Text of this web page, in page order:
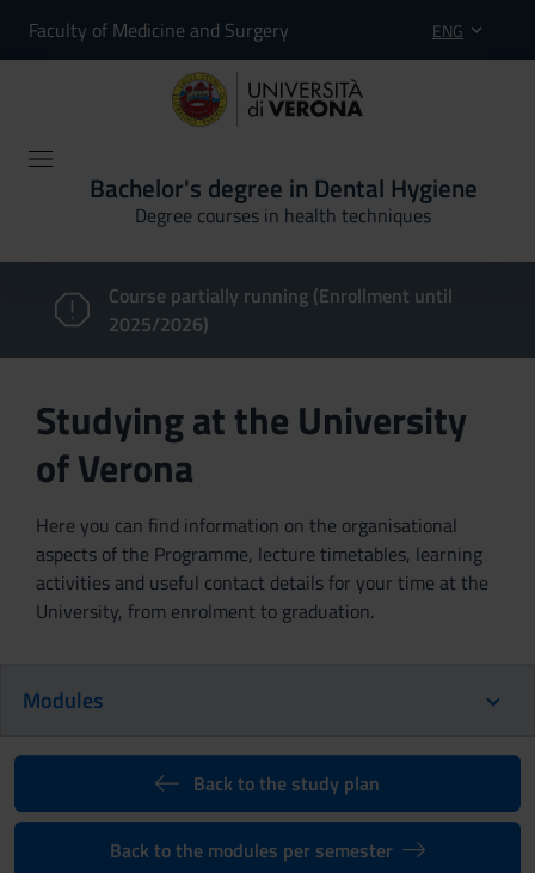
Faculty of Medicine and Surgery ENG
Bachelor's degree in Dental Hygiene
Degree courses in health techniques
Course partially running (Enrollment until
2025/2026)
Studying at the University
of Verona
Here you can find information on the organisational
aspects of the Programme, lecture timetables, learning
activities and useful contact details for your time at the
University, from enrolment to graduation.
Modules
Back to the study plan
Back to the modules per semester